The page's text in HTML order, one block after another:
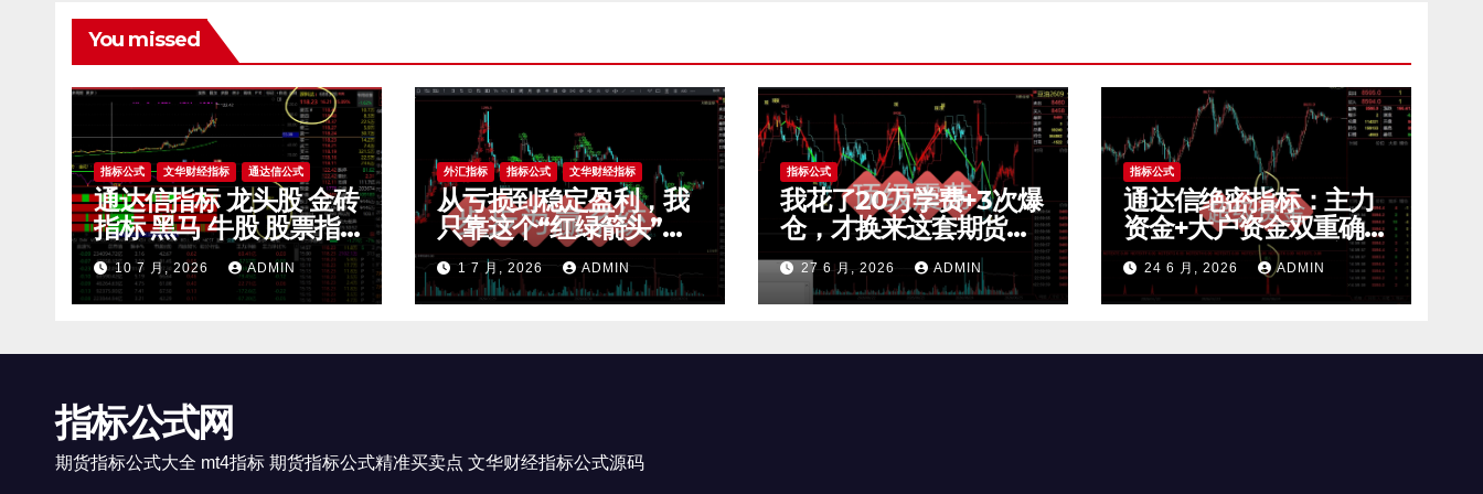
You missed
指标公式 文华财经指标 通达信公式
通达信指标 龙头股 金砖
指标 黑马 牛股 股票指
标公式
10 7 月, 2026 ADMIN
外汇指标 指标公式 文华财经指标
从亏损到稳定盈利，我
只靠这个“红绿箭头”过
滤无效交易，干货全公
开 mt4指标
1 7 月, 2026 ADMIN
指标公式
我花了20万学费+3次爆
仓，才换来这套期货震
荡交易系统，今天免费
公开核心逻辑
27 6 月, 2026 ADMIN
指标公式
通达信绝密指标：主力
资金+大户资金双重确
认，一买就涨的秘密！
24 6 月, 2026 ADMIN
指标公式网
期货指标公式大全 mt4指标 期货指标公式精准买卖点 文华财经指标公式源码